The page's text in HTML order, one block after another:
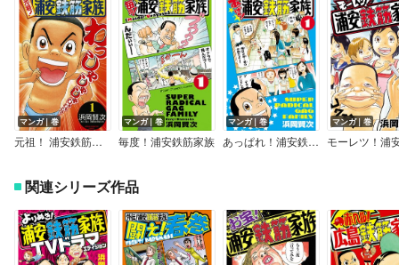
マンガ｜巻
元祖！ 浦安鉄筋家族
マンガ｜巻
毎度！浦安鉄筋家族
マンガ｜巻
あっぱれ！浦安鉄筋家族
マンガ｜巻
関連シリーズ作品